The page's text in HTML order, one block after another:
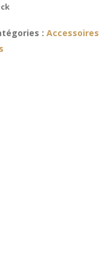
:Accessoires